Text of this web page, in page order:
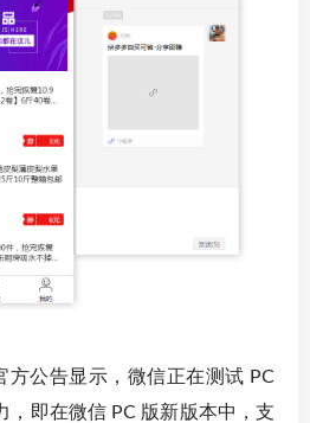
方公告显示，微信正在测试 PC
，即在微信 PC 版新版本中，支